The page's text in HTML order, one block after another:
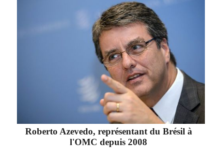
Roberto Azevedo, représentant du Brésil à
l'OMC depuis 2008